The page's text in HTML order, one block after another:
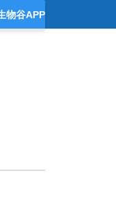
物谷APP